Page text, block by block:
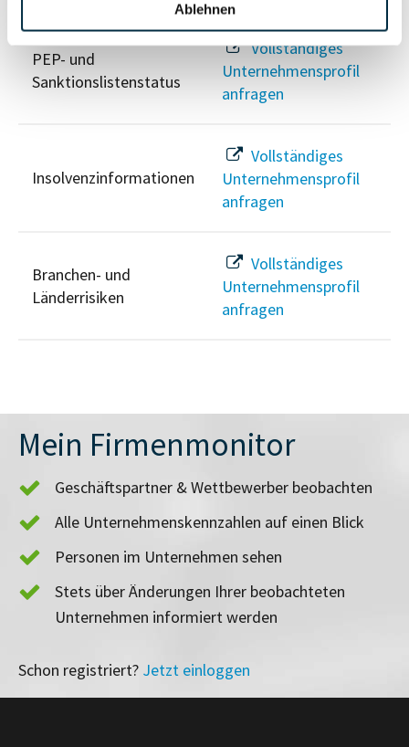
Ablehnen
PEP- und
Sanktionslistenstatus
Vollständiges
Unternehmensprofil
anfragen
Insolvenzinformationen
Vollständiges
Unternehmensprofil
anfragen
Branchen- und
Länderrisiken
Vollständiges
Unternehmensprofil
anfragen
Mein Firmenmonitor
Geschäftspartner & Wettbewerber beobachten
Alle Unternehmenskennzahlen auf einen Blick
Personen im Unternehmen sehen
Stets über Änderungen Ihrer beobachteten
Unternehmen informiert werden
Schon registriert? Jetzt einloggen